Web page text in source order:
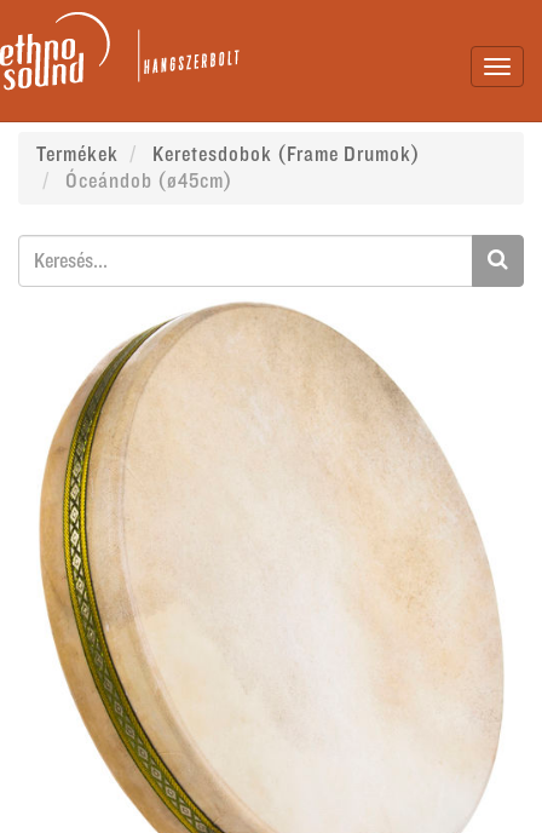
Termékek
Keretesdobok (Frame Drumok)
Óceándob (ø45cm)